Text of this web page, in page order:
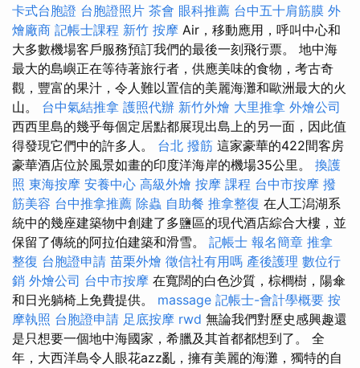
卡式台胞證 台胞證照片 茶會 眼科推薦 台中五十肩筋膜 外
燴廠商 記帳士課程 新竹 按摩 Air，移動應用，呼叫中心和
大多數機場客戶服務預訂我們的最後一刻飛行票。 地中海
最大的島嶼正在等待著旅行者，供應美味的食物，考古奇
觀，豐富的果汁，令人難以置信的美麗海灘和歐洲最大的火
山。 台中氣結推拿 護照代辦 新竹外燴 大里推拿 外燴公司
西西里島的幾乎每個定居點都展現出島上的另一面，因此值
得發現它們中的許多人。 台北 撥筋 這家豪華的422間客房
豪華酒店位於風景如畫的印度洋海岸的機場35公里。 換護
照 東海按摩 安養中心 高級外燴 按摩 課程 台中市按摩 撥
筋美容 台中推拿推薦 除蟲 自助餐 推拿整復 在人工潟湖系
統中的幾座建築物中創建了多鹽區的現代酒店綜合大樓，並
保留了傳統的阿拉伯建築和滑雪。 記帳士 報名簡章 推拿
整復 台胞證申請 苗栗外燴 徵信社有用嗎 產後護理 數位行
銷 外燴公司 台中市按摩 在寬闊的白色沙質，棕櫚樹，陽傘
和日光躺椅上免費提供。 massage 記帳士-會計學概要 按
摩執照 台胞證申請 足底按摩 rwd 無論我們對歷史感興趣還
是只想要一個地中海國家，希臘及其首都都想到了。 全
年，大西洋島令人眼花azz亂，擁有美麗的海灘，獨特的自